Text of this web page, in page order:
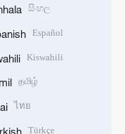
සිංහල
Español
Kiswahili
தமிழ்
ไทย
Türkçe